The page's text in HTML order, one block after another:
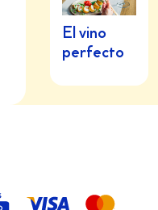
El vino
perfecto